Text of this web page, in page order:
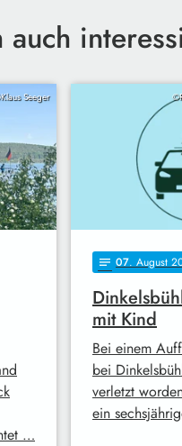
auch
Seeger
…
notes 07. August
mit Kind
Bei einem
bei
verletzt
ein